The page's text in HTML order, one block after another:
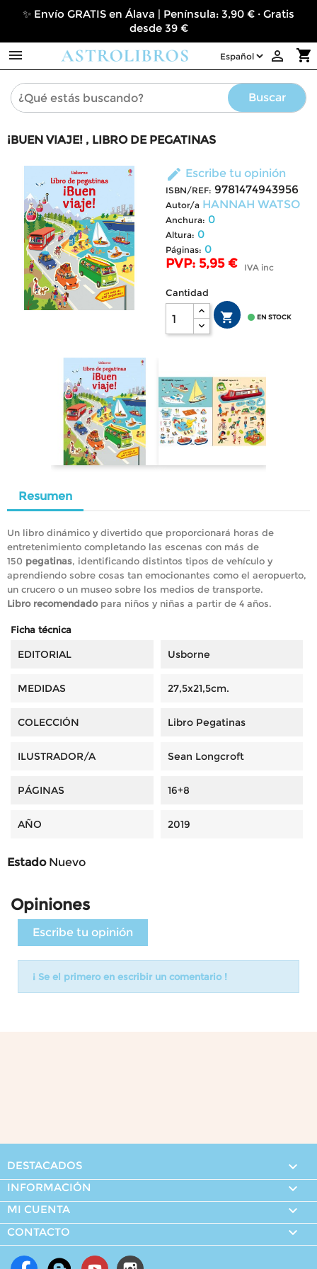
✨ Envío GRATIS en Álava | Península: 3,90 € · Gratis
desde 39 €
 shopping_cart

Buscar
¡BUEN VIAJE! , LIBRO DE PEGATINAS
edit Escribe tu opinión
ISBN/REF: 9781474943956
Autor/a HANNAH WATSO
Anchura: 0
Altura: 0
Páginas: 0
PVP: 5,95 € IVA inc
Cantidad
  EN STOCK
Resumen
Un libro dinámico y divertido que proporcionará horas de
entretenimiento completando las escenas con más de
150 pegatinas, identificando distintos tipos de vehículo y
aprendiendo sobre cosas tan emocionantes como el aeropuerto,
un crucero o un museo sobre los medios de transporte.
Libro recomendadopara niños y niñas a partir de 4 años.
Ficha técnica
EDITORIAL Usborne
MEDIDAS 27,5x21,5cm.
COLECCIÓN Libro Pegatinas
ILUSTRADOR/A Sean Longcroft
PÁGINAS 16+8
AÑO 2019
Estado Nuevo
Opiniones
Escribe tu opinión
¡ Se el primero en escribir un comentario !
DESTACADOS 
INFORMACIÓN 
MI CUENTA 
CONTACTO 